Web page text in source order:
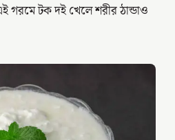
গরমে টক দই খেলে শরীর ঠান্ডাও